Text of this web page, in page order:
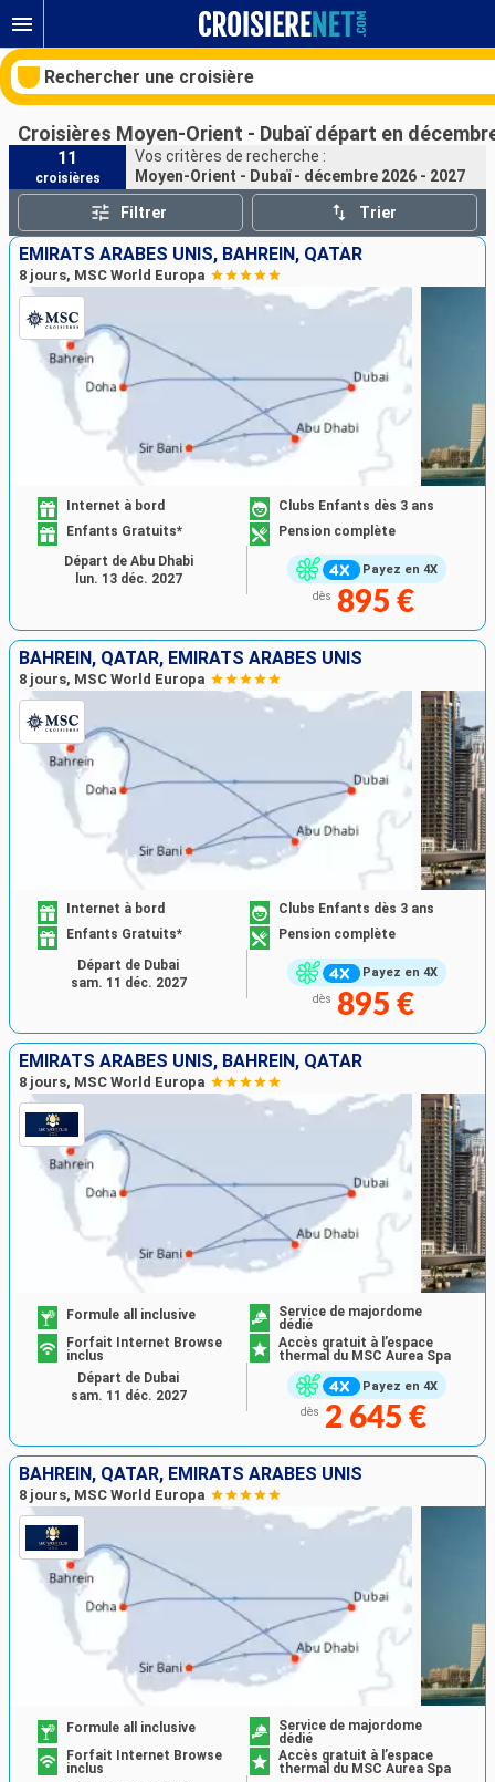
Rechercher une croisière
Nos destinations
Mois de départ
Ports Compagnies
Croisières Moyen-Orient - Dubaï départ en
11
croisières
Vos critères de recherche :
Moyen-Orient - Dubaï - décembre 2026 - 2027
Filtrer Trier
EMIRATS ARABES UNIS, BAHREIN, QATAR
8 jours, MSC World Europa
Payez en 4X
Internet à bord
Clubs Enfants dès 3 ans
Enfants Gratuits*
Pension complète
dès 895 €
Départ de Abu Dhabi
lun. 13 déc. 2027
BAHREIN, QATAR, EMIRATS ARABES UNIS
8 jours, MSC World Europa
Payez en 4X
Internet à bord
Clubs Enfants dès 3 ans
Enfants Gratuits*
Pension complète
dès 895 €
Départ de Dubai
sam. 11 déc. 2027
EMIRATS ARABES UNIS, BAHREIN, QATAR
8 jours, MSC World Europa
Payez en 4X
Formule all inclusive
Service de majordome
dédié
Forfait Internet Browse
inclus
Accès gratuit à l’espace
thermal du MSC Aurea Spa
dès 2 645 €
Départ de Dubai
sam. 11 déc. 2027
BAHREIN, QATAR, EMIRATS ARABES UNIS
8 jours, MSC World Europa
Formule all inclusive
Service de majordome
dédié
Forfait Internet Browse
inclus
Accès gratuit à l’espace
thermal du MSC Aurea Spa